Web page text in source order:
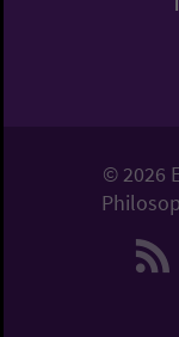
© 2026